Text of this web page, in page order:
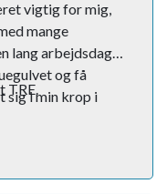
vigtig for mig,
mange
lang arbejdsdag,
og få
sig i min krop i
TRE.